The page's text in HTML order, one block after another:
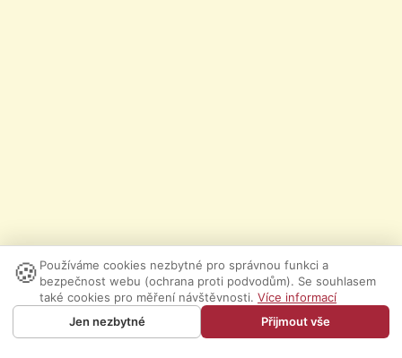
🍪 Používáme cookies nezbytné pro správnou funkci a
bezpečnost webu (ochrana proti podvodům). Se souhlasem
také cookies pro měření návštěvnosti. Více informací
Jen nezbytné
Přijmout vše